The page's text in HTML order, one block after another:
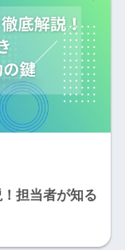
担当者が知る